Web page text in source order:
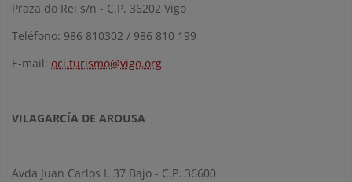
Praza do Rei s/n - C.P. 36202 Vigo
Teléfono: 986 810302 / 986 810 199
E-mail: oci.turismo@vigo.org
VILAGARCÍA DE AROUSA
Avda Juan Carlos I, 37 Bajo - C.P. 36600